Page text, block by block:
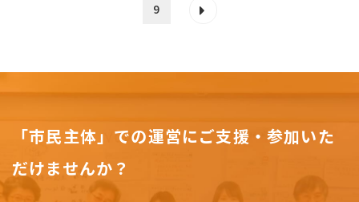
9
「市民主体」での運営にご支援・参加いた
だけませんか？